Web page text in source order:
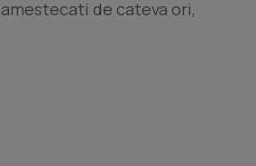
de cateva ori,